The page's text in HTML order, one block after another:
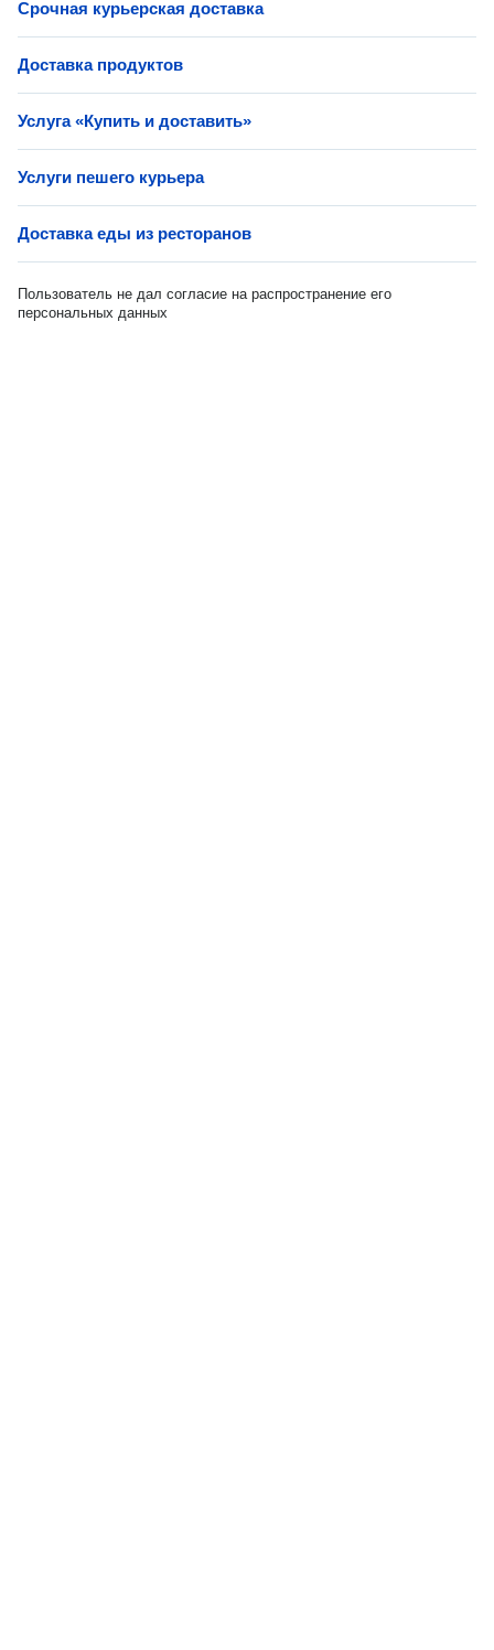
Срочная курьерская доставка
Доставка продуктов
Услуга «Купить и доставить»
Услуги пешего курьера
Доставка еды из ресторанов
Пользователь не дал согласие на распространение его
персональных данных